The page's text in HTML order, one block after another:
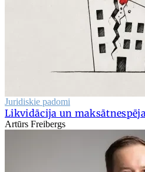
Juridiskie padomi
Likvidācija un
Artūrs Freibergs